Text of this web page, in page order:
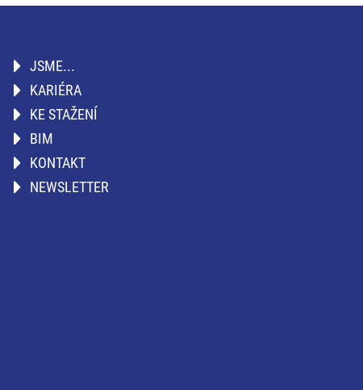
JSME...
KARIÉRA
KE STAŽENÍ
BIM
KONTAKT
NEWSLETTER